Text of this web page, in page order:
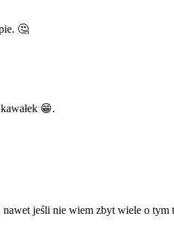
🤔
😁.
nawet jeśli nie wiem zbyt wiele o tym